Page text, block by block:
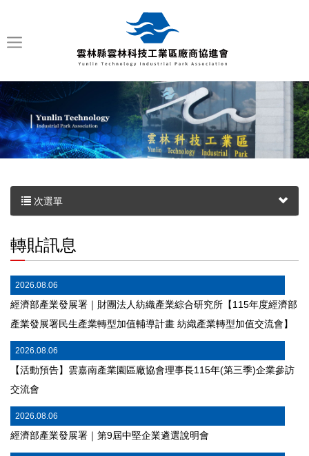
次選單
轉貼訊息
2026.08.06
經濟部產業發展署｜財團法人紡織產業綜合研究所【115年度經濟部
產業發展署民生產業轉型加值輔導計畫 紡織產業轉型加值交流會】
2026.08.06
【活動預告】雲嘉南產業園區廠協會理事長115年(第三季)企業參訪
交流會
2026.08.06
經濟部產業發展署｜第9屆中堅企業遴選說明會